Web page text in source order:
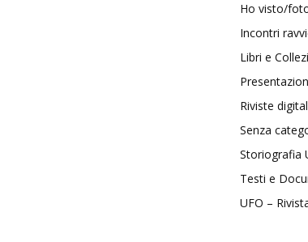
Ho visto/
Incontri
Libri e
Riviste
Senza
Storiografia
Testi e
UFO –